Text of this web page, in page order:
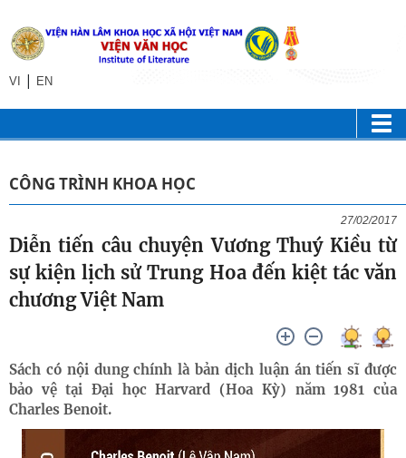
VI | EN
CÔNG TRÌNH KHOA HỌC
27/02/2017
Diễn tiến câu chuyện Vương Thuý Kiều từ
sự kiện lịch sử Trung Hoa đến kiệt tác văn
chương Việt Nam
Sách có nội dung chính là bản dịch luận án tiến sĩ​ được
bảo vệ tại Đại học Harvard (Hoa Kỳ) năm 1981 của
Charles Benoit.